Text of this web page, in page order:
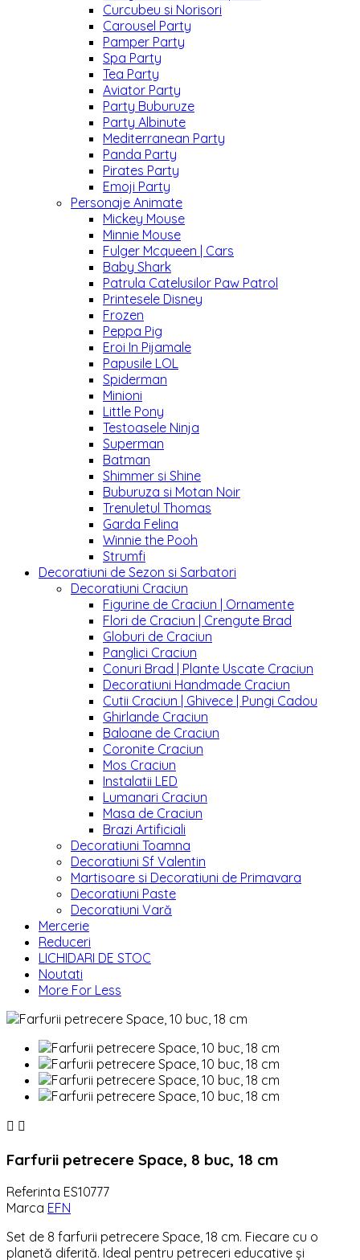
Curcubeu si Norisori
Carousel Party
Pamper Party
Spa Party
Tea Party
Aviator Party
Party Buburuze
Party Albinute
Mediterranean Party
Panda Party
Pirates Party
Emoji Party
Personaje Animate
Mickey Mouse
Minnie Mouse
Fulger Mcqueen | Cars
Baby Shark
Patrula Catelusilor Paw Patrol
Printesele Disney
Frozen
Peppa Pig
Eroi In Pijamale
Papusile LOL
Spiderman
Minioni
Little Pony
Testoasele Ninja
Superman
Batman
Shimmer si Shine
Buburuza si Motan Noir
Trenuletul Thomas
Garda Felina
Winnie the Pooh
Strumfi
Decoratiuni de Sezon si Sarbatori
Decoratiuni Craciun
Figurine de Craciun | Ornamente
Flori de Craciun | Crengute Brad
Globuri de Craciun
Panglici Craciun
Conuri Brad | Plante Uscate Craciun
Decoratiuni Handmade Craciun
Cutii Craciun | Ghivece | Pungi Cadou
Ghirlande Craciun
Baloane de Craciun
Coronite Craciun
Mos Craciun
Instalatii LED
Lumanari Craciun
Masa de Craciun
Brazi Artificiali
Decoratiuni Toamna
Decoratiuni Sf Valentin
Martisoare si Decoratiuni de Primavara
Decoratiuni Paste
Decoratiuni Vară
Mercerie
Reduceri
LICHIDARI DE STOC
Noutati
More For Less
 
Farfurii petrecere Space, 8 buc, 18 cm
Referinta ES10777
Marca EFN
Set de 8 farfurii petrecere Space, 18 cm. Fiecare cu o
planetă diferită. Ideal pentru petreceri educative și